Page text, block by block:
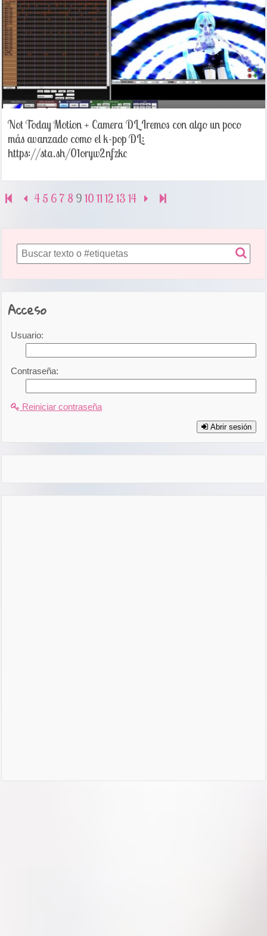
Not Today Motion + Camera DL Iremos con algo un poco
más avanzado como el k-pop DL:
https://sta.sh/01oryw2nfzkc
4 5 6 7 8 9 10 11 12 13 14
Acceso
Usuario:
Contraseña:
Reiniciar contraseña
Abrir sesión